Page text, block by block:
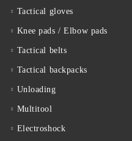
Tactical gloves
Knee pads / Elbow pads
Tactical belts
Tactical backpacks
Unloading
Multitool
Electroshock